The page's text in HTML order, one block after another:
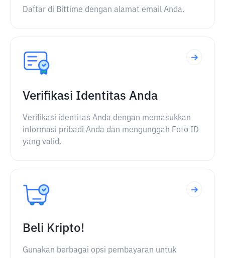
Daftar di Bittime dengan alamat email Anda.
Verifikasi Identitas Anda
Verifikasi identitas Anda dengan memasukkan
informasi pribadi Anda dan mengunggah Foto ID
yang valid.
Beli Kripto!
Gunakan berbagai opsi pembayaran untuk